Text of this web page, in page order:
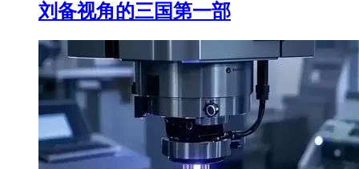
刘备视角的三国第一部